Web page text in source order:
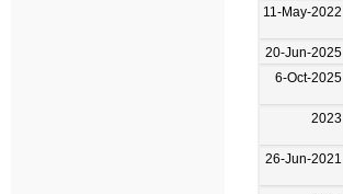
11-May-2022
20-Jun-2025
6-Oct-2025
2023
26-Jun-2021